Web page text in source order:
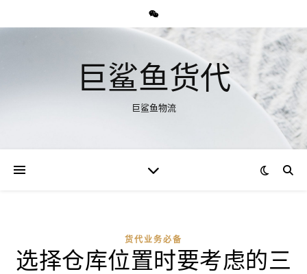
巨鲨鱼货代
巨鲨鱼物流
货代业务必备
选择仓库位置时要考虑的三